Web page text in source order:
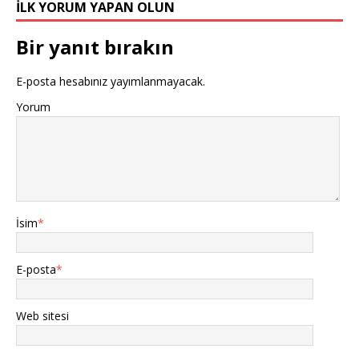
İLK YORUM YAPAN OLUN
Bir yanıt bırakın
E-posta hesabınız yayımlanmayacak.
Yorum
İsim*
E-posta*
Web sitesi